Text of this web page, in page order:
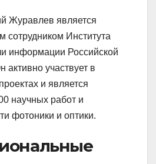
Журавлев является
Института
информации Российской
активно участвует в
и является
научных работ и
фотоники и оптики.